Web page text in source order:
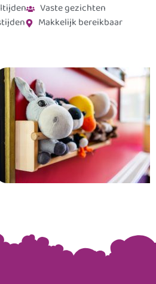
Vaste gezichten
Makkelijk bereikbaar